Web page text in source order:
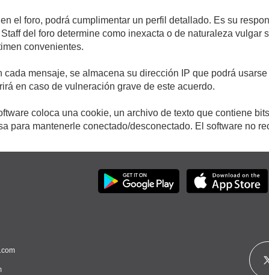
el foro, podrá cumplimentar un perfil detallado. Es su
del foro determine como inexacta o de naturaleza
convenientes.
cada mensaje, se almacena su dirección IP que podrá
en caso de vulneración grave de este acuerdo.
coloca una cookie, un archivo de texto que contiene
para mantenerle conectado/desconectado. El software no